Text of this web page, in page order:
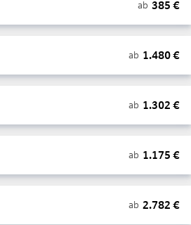
ab 385 €
ab 1.480€
ab 1.302 €
ab 1.175 €
ab 2.782 €